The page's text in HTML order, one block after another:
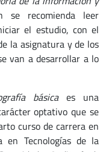
se recomienda leer
el estudio, con el
la asignatura y de los
van a desarrollar a lo
básica es una
optativo que se
curso de carrera en
en Tecnologías de la